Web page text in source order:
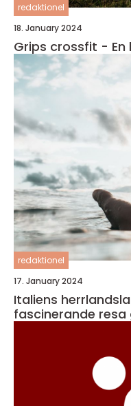
redaktionel
18. January 2024
Grips crossfit -
redaktionel
17. January 2024
Italiens
fascinerande